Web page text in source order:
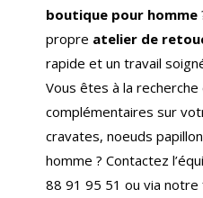
boutique pour homme
propre atelier de
rapide et un travail
Vous êtes à la recherche
complémentaires sur
cravates, noeuds
homme ? Contactez
88 91 95 51 ou via